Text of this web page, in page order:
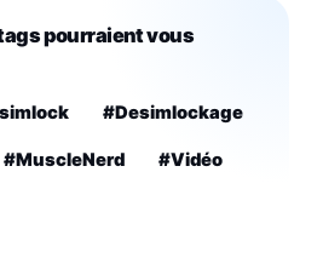
pourraient vous
#Desimlockage
#MuscleNerd #Vidéo